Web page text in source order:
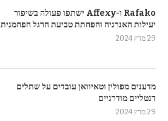
Rafako ו-Affexy ישתפו פעולה בשיפור
יעילות האנרגיה והפחתת טביעת הרגל הפחמנית
29 מרץ 2024
מדענים מפולין וטאיוואן עובדים על שתלים
דנטליים מודרניים
29 מרץ 2024